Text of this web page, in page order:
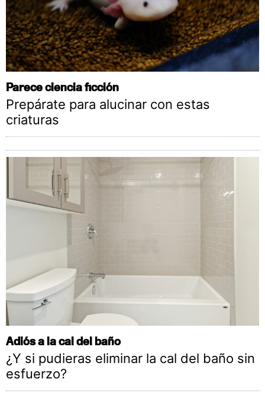
Parece ciencia ficción
Prepárate para alucinar con estas
criaturas
Adiós a la cal del baño
¿Y si pudieras eliminar la cal del baño sin
esfuerzo?